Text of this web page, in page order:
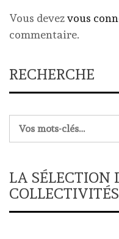
Vous devezvous
commentaire.
RECHERCHE
LA SÉLECTION
COLLECTIVITÉS